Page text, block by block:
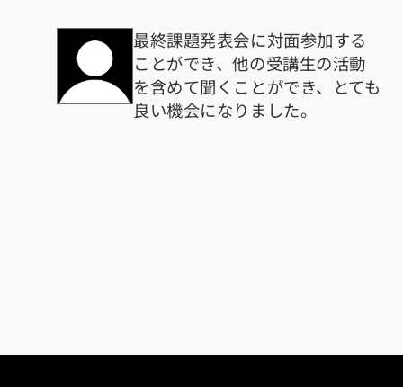
最終課題発表会に対面参加する
ことができ、他の受講生の活動
を含めて聞くことができ、とても
良い機会になりました。